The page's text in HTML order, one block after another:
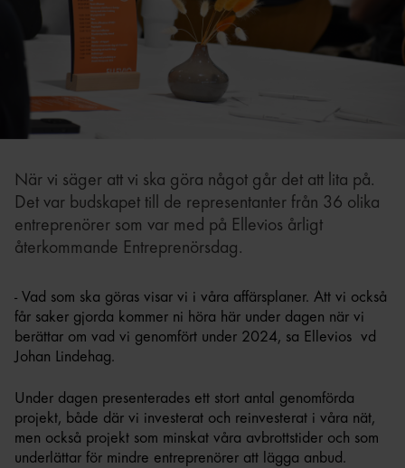
När vi säger att vi ska göra något går det att lita på.
Det var budskapet till de representanter från 36 olika
entreprenörer som var med på Ellevios årligt
återkommande Entreprenörsdag.
- Vad som ska göras visar vi i våra affärsplaner. Att vi också
får saker gjorda kommer ni höra här under dagen när vi
berättar om vad vi genomfört under 2024, sa Ellevios vd
Johan Lindehag.
Under dagen presenterades ett stort antal genomförda
projekt, både där vi investerat och reinvesterat i våra nät,
men också projekt som minskat våra avbrottstider och som
underlättar för mindre entreprenörer att lägga anbud.